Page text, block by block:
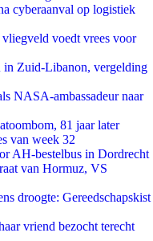
cyberaanval op logistiek
voedt vrees voor
in Zuid-Libanon, vergelding
NASA-ambassadeur naar
81 jaar later
van week 32
AH-bestelbus in Dordrecht
van Hormuz, VS
droogte: Gereedschapskist
vriend bezocht terecht